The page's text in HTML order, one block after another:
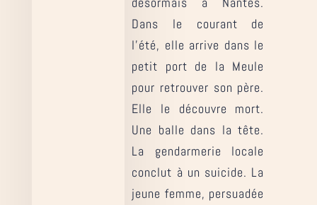
Dans le courant de
l’été, elle arrive dans le
petit port de la Meule
pour retrouver son père.
Elle le découvre mort.
Une balle dans la tête.
La gendarmerie locale
conclut à un suicide. La
jeune femme, persuadée